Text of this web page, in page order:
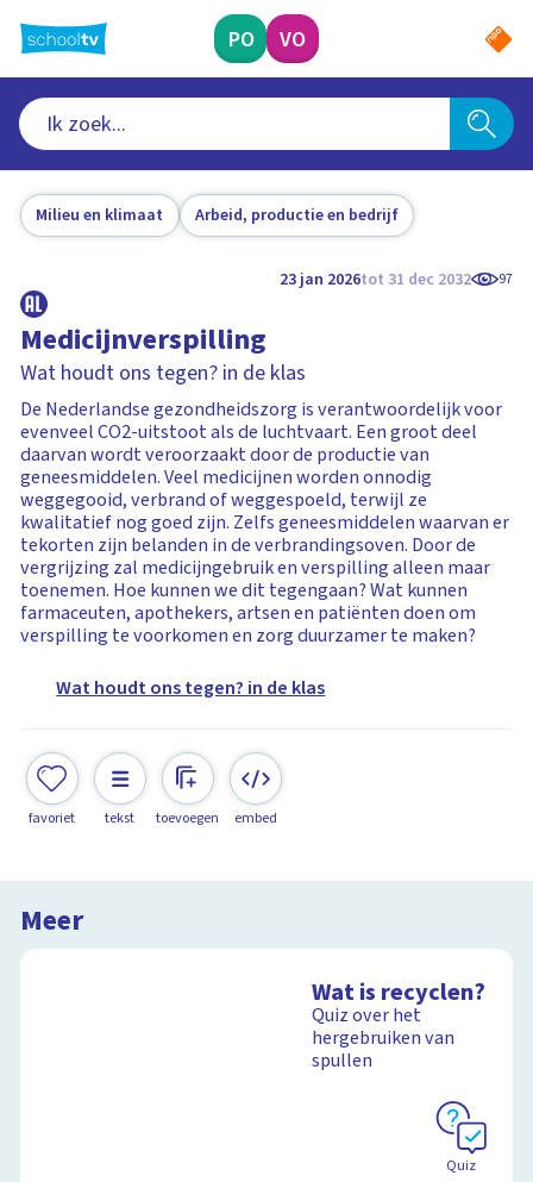
naar
hoofdinhoud
PO VO
Milieu en klimaat Arbeid, productie en bedrijf
23 jan 2026tot 31 dec 2032 97
Medicijnverspilling
Wat houdt ons tegen? in de klas
De Nederlandse gezondheidszorg is verantwoordelijk voor
evenveel CO2-uitstoot als de luchtvaart. Een groot deel
daarvan wordt veroorzaakt door de productie van
geneesmiddelen. Veel medicijnen worden onnodig
weggegooid, verbrand of weggespoeld, terwijl ze
kwalitatief nog goed zijn. Zelfs geneesmiddelen waarvan er
tekorten zijn belanden in de verbrandingsoven. Door de
vergrijzing zal medicijngebruik en verspilling alleen maar
toenemen. Hoe kunnen we dit tegengaan? Wat kunnen
farmaceuten, apothekers, artsen en patiënten doen om
verspilling te voorkomen en zorg duurzamer te maken?
Wat houdt ons tegen? in de klas
favoriet tekst toevoegen embed
Meer
Wat is recyclen?
Quiz over het
hergebruiken van
spullen
Quiz